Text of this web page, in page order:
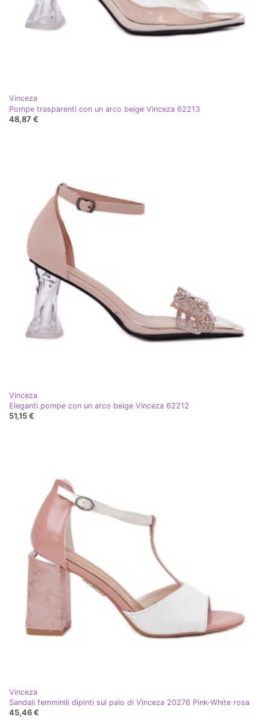
Vinceza
Pompe trasparenti con un arco beige Vinceza 62213
48,87 €
Vinceza
Eleganti pompe con un arco beige Vinceza 62212
51,15 €
Vinceza
Sandali femminili dipinti sul palo di Vinceza 20276 Pink-White rosa
45,46 €